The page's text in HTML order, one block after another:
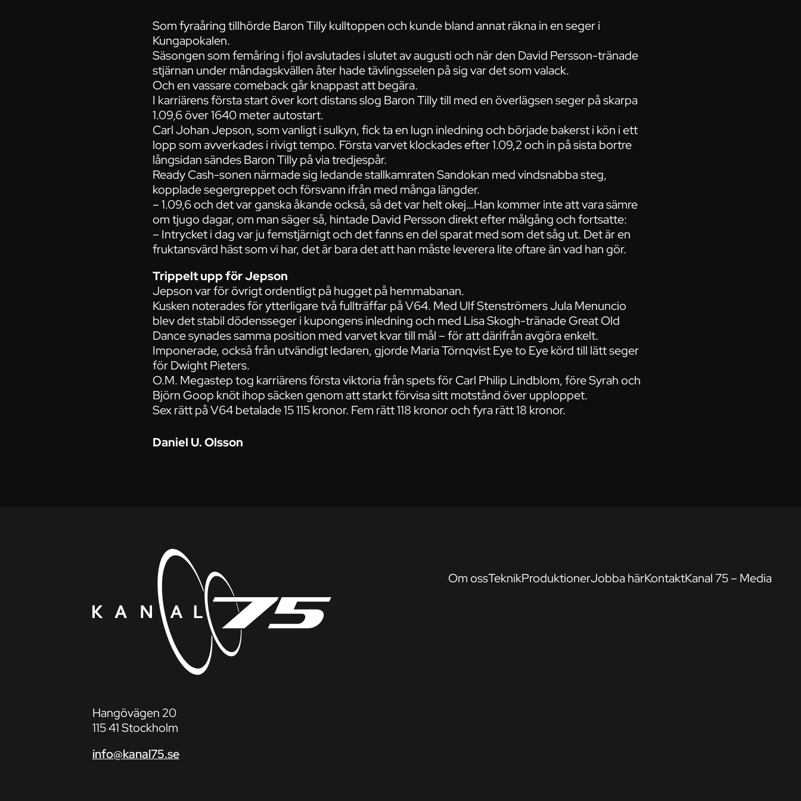
Som fyraåring tillhörde Baron Tilly kulltoppen och kunde bland annat räkna in en seger i
Kungapokalen.
Säsongen som femåring i fjol avslutades i slutet av augusti och när den David Persson-tränade
stjärnan under måndagskvällen åter hade tävlingsselen på sig var det som valack.
Och en vassare comeback går knappast att begära.
I karriärens första start över kort distans slog Baron Tilly till med en överlägsen seger på skarpa
1.09,6 över 1640 meter autostart.
Carl Johan Jepson, som vanligt i sulkyn, fick ta en lugn inledning och började bakerst i kön i ett
lopp som avverkades i rivigt tempo. Första varvet klockades efter 1.09,2 och in på sista bortre
långsidan sändes Baron Tilly på via tredjespår.
Ready Cash-sonen närmade sig ledande stallkamraten Sandokan med vindsnabba steg,
kopplade segergreppet och försvann ifrån med många längder.
– 1.09,6 och det var ganska åkande också, så det var helt okej…Han kommer inte att vara sämre
om tjugo dagar, om man säger så, hintade David Persson direkt efter målgång och fortsatte:
– Intrycket i dag var ju femstjärnigt och det fanns en del sparat med som det såg ut. Det är en
fruktansvärd häst som vi har, det är bara det att han måste leverera lite oftare än vad han gör.
Trippelt upp för Jepson
Jepson var för övrigt ordentligt på hugget på hemmabanan.
Kusken noterades för ytterligare två fullträffar på V64. Med Ulf Stenströmers Jula Menuncio
blev det stabil dödensseger i kupongens inledning och med Lisa Skogh-tränade Great Old
Dance synades samma position med varvet kvar till mål – för att därifrån avgöra enkelt.
Imponerade, också från utvändigt ledaren, gjorde Maria Törnqvist Eye to Eye körd till lätt seger
för Dwight Pieters.
O.M. Megastep tog karriärens första viktoria från spets för Carl Philip Lindblom, före Syrah och
Björn Goop knöt ihop säcken genom att starkt förvisa sitt motstånd över upploppet.
Sex rätt på V64 betalade 15 115 kronor. Fem rätt 118 kronor och fyra rätt 18 kronor.
Daniel U. Olsson
Hangövägen 20
115 41 Stockholm
info@kanal75.se
Om ossTeknikProduktionerJobba härKontaktKanal 75 – Media